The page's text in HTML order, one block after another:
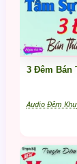
3 Đêm Bán
Audio Đêm